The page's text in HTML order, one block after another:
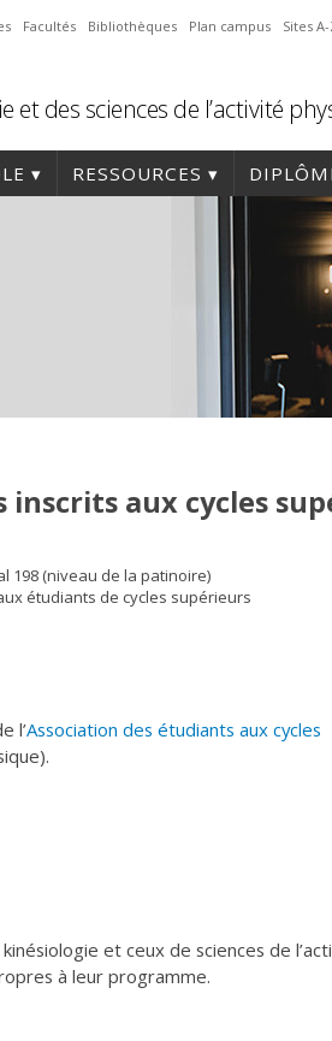
Facultés Bibliothèques Plan campus Sites
et des sciences de l’activité
RESSOURCES
inscrits aux cycles
198 (niveau de la patinoire)
étudiants de cycles supérieurs
l’Association des étudiants aux cycles
et ceux de sciences de
à leur programme.